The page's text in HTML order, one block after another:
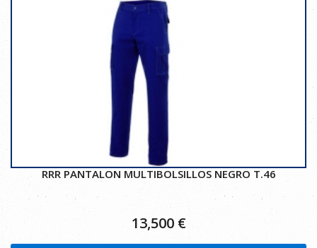
RRR PANTALON MULTIBOLSILLOS NEGRO T.46
13,500 €